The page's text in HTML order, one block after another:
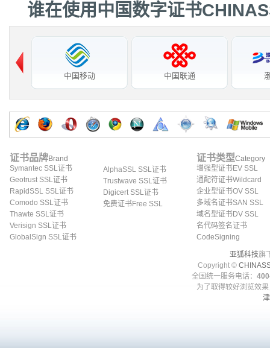
谁在使用中国数字证书
中国移动 中国联通
证书品牌Brand
Symantec SSL证书
Geotrust SSL证书
RapidSSL SSL证书
Comodo SSL证书
Thawte SSL证书
Verisign SSL证书
GlobalSign SSL证书
AlphaSSL SSL证书
Trustwave SSL证书
Digicert SSL证书
免费证书Free SSL
证书类型Category
增强型证书EV SSL
通配符证书Wildcard
企业型证书OV SSL
多域名证书SAN SSL
域名型证书DV SSL
名代码签名证书
CodeSigning
亚狐科技旗
Copyright ©
全国统一服务电话：
为了取得较好浏览效